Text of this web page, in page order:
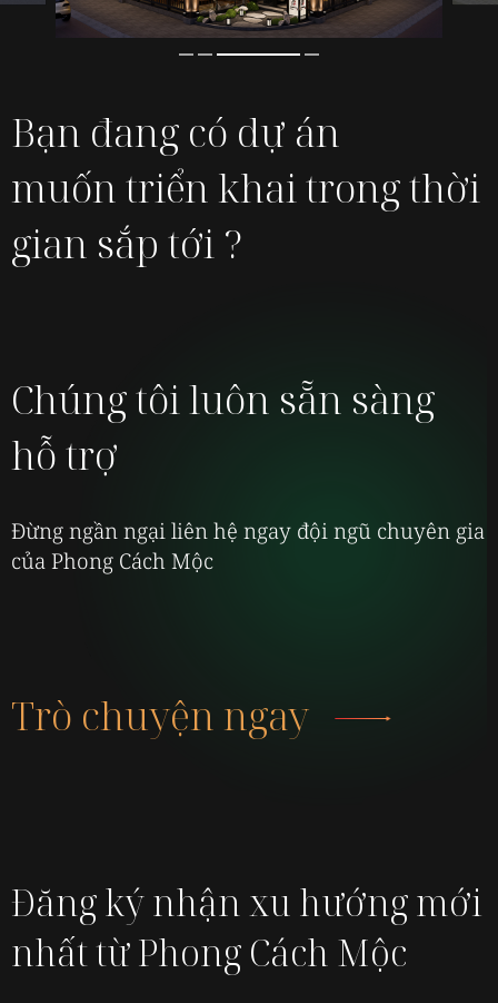
Bạn đang có dự án
muốntriển khai trong thời
gian sắp tới ?
Chúng tôi luôn sẵn sàng
hỗ trợ
Đừng ngần ngại liên hệ ngay đội ngũ chuyên gia
của Phong Cách Mộc
Trò chuyện ngay
Đăng ký nhận xu hướng mới
nhất từ Phong Cách Mộc